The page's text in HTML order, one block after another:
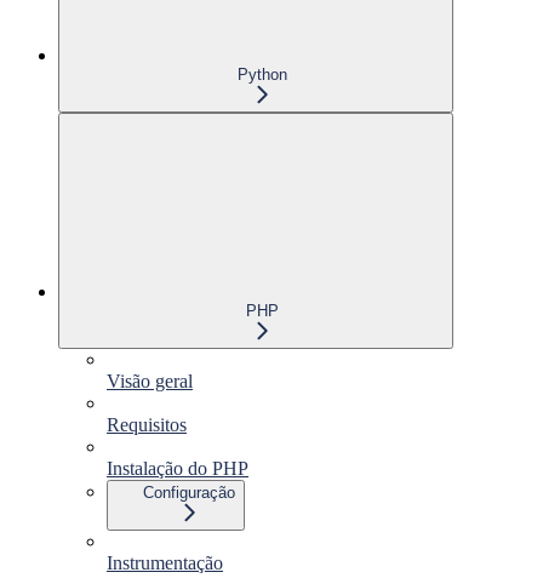
Python
PHP
Visão geral
Requisitos
Instalação do PHP
Configuração
Instrumentação